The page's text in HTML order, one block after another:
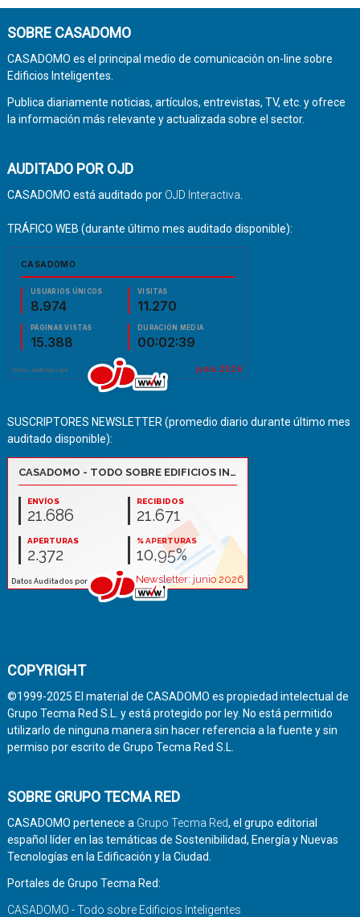
SOBRE CASADOMO
CASADOMO es el principal medio de comunicación on-line sobre
Edificios Inteligentes.
Publica diariamente noticias, artículos, entrevistas, TV, etc. y ofrece
la información más relevante y actualizada sobre el sector.
AUDITADO POR OJD
CASADOMO está auditado por OJD Interactiva
TRÁFICO WEB (durante último mes auditado disponible):
SUSCRIPTORES NEWSLETTER (promedio diario durante último mes
auditado disponible):
COPYRIGHT
©1999-2025 El material de CASADOMO es propiedad intelectual de
Grupo Tecma Red S.L. y está protegido por ley. No está permitido
utilizarlo de ninguna manera sin hacer referencia a la fuente y sin
permiso por escrito de Grupo Tecma Red S.L.
SOBRE GRUPO TECMA RED
CASADOMO pertenece a Grupo Tecma Red, el grupo editorial
español líder en las temáticas de Sostenibilidad, Energía y Nuevas
Tecnologías en la Edificación y la Ciudad.
Portales de Grupo Tecma Red:
CASADOMO - Todo sobre Edificios Inteligentes